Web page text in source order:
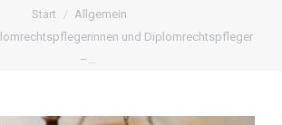
hier:Start
Allgemein
und Diplomrechtspfleger
–…